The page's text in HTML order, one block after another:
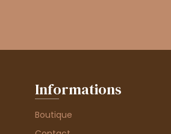
Informations
Boutique